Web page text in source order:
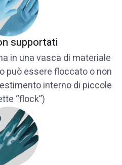
supportati
in una vasca di materiale
può essere floccato o non
interno di piccole
“flock”)